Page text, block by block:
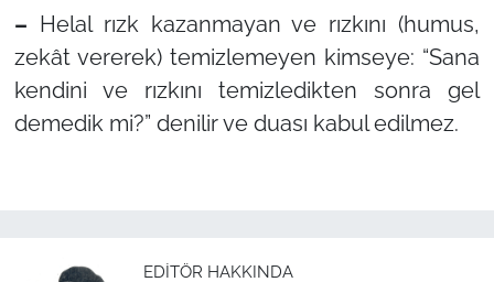
– Helal rızk kazanmayan ve rızkını (humus,
zekât vererek) temizlemeyen kimseye: “Sana
kendini ve rızkını temizledikten sonra gel
demedik mi?” denilir ve duası kabul edilmez.
EDITÖR HAKKINDA